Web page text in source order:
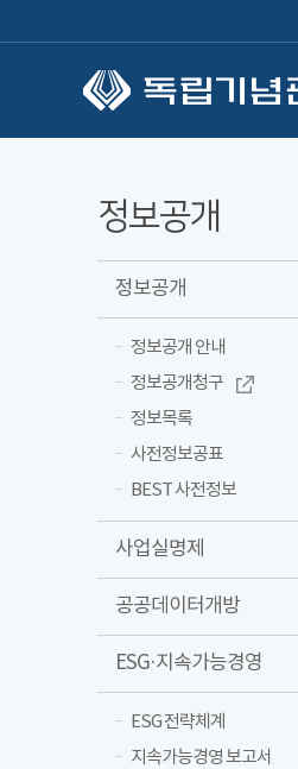
정보공개
정보공개
정보공개 안내
정보공개청구
정보목록
사전정보공표
BEST 사전정보
사업실명제
공공데이터개방
ESG·지속가능경영
ESG 전략체계
지속가능경영 보고서